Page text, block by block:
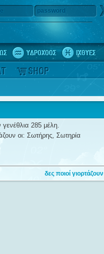
password
γενέθλια 285 μέλη.
οι: Σωτήρης, Σωτηρία
δες ποιοί γιορτάζουν